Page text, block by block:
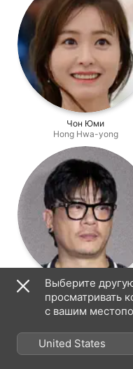
Чон Юми
Hong Hwa-yong
Lee Tae-sung
Yong Tae-moo
Выберите
просматривать
с вашим
United States